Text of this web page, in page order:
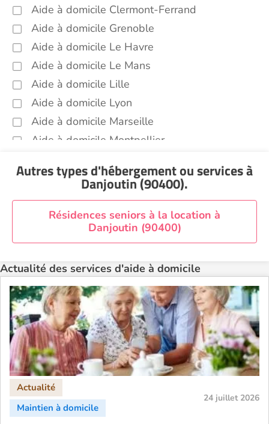
Aide à domicile Clermont-Ferrand
Aide à domicile Grenoble
Aide à domicile Le Havre
Aide à domicile Le Mans
Aide à domicile Lille
Aide à domicile Lyon
Aide à domicile Marseille
Aide à domicile Montpellier
Aide à domicile Nice
Aide à domicile Nîmes
Aide à domicile Orléans
Aide à domicile Paris
Aide à domicile Rennes
Aide à domicile Saint-Etienne
Aide à domicile Toulouse
Recherche par ville
Autres types d'hébergement ou servicesà
Danjoutin (90400).
Résidences seniors à la location à
Danjoutin (90400)
Actualité des services d'aide à domicile
24 juillet 2026